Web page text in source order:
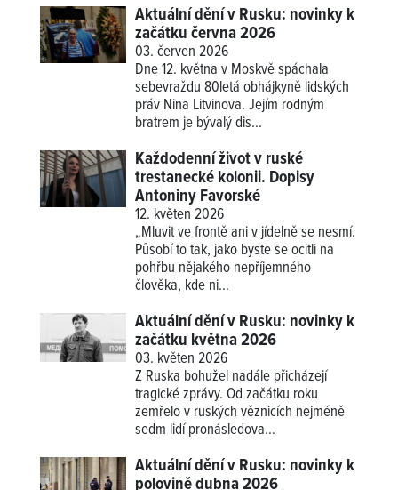
Aktuální dění v Rusku: novinky k
začátku června 2026
03. červen 2026
Dne 12. května v Moskvě spáchala
sebevraždu 80letá obhájkyně lidských
práv Nina Litvinova. Jejím rodným
bratrem je bývalý dis...
Každodenní život v ruské
trestanecké kolonii. Dopisy
Antoniny Favorské
12. květen 2026
„Mluvit ve frontě ani v jídelně se nesmí.
Působí to tak, jako byste se ocitli na
pohřbu nějakého nepříjemného
člověka, kde ni...
Aktuální dění v Rusku: novinky k
začátku května 2026
03. květen 2026
Z Ruska bohužel nadále přicházejí
tragické zprávy. Od začátku roku
zemřelo v ruských věznicích nejméně
sedm lidí pronásledova...
Aktuální dění v Rusku: novinky k
polovině dubna 2026